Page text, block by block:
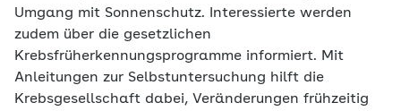
Umgang mit Sonnenschutz. Interessierte werden
zudem über die gesetzlichen
Krebsfrüherkennungsprogramme informiert. Mit
Anleitungen zur Selbstuntersuchung hilft die
Krebsgesellschaft dabei, Veränderungen frühzeitig